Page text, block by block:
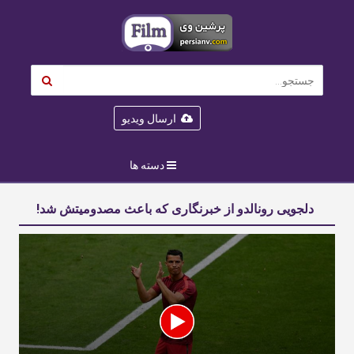
ارسال ویدیو
دسته ها
دلجویی رونالدو از خبرنگاری که باعث مصدومیتش شد!